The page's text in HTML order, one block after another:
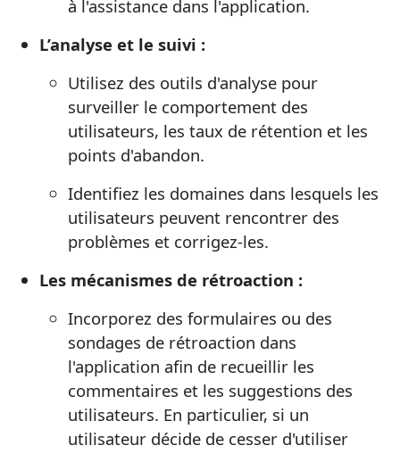
à l'assistance dans l'application.
L’analyse et le suivi :
Utilisez des outils d'analyse pour
surveiller le comportement des
utilisateurs, les taux de rétention et les
points d'abandon.
Identifiez les domaines dans lesquels les
utilisateurs peuvent rencontrer des
problèmes et corrigez-les.
Les mécanismes de rétroaction :
Incorporez des formulaires ou des
sondages de rétroaction dans
l'application afin de recueillir les
commentaires et les suggestions des
utilisateurs. En particulier, si un
utilisateur décide de cesser d'utiliser